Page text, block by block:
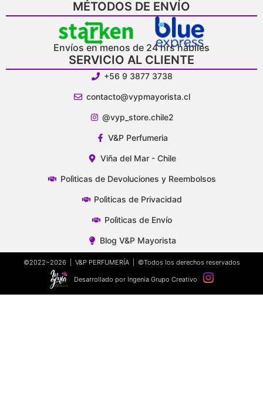
MÉTODOS DE ENVÍO
Envíos en menos de 24 hrs hábiles
SERVICIO AL CLIENTE
+56 9 3877 3738
contacto@vypmayorista.cl
@vyp_store.chile2
V&P Perfumeria
Viña del Mar - Chile
Polìticas de Devoluciones y Reembolsos
Polìticas de Privacidad
Polìticas de Envío
Blog V&P Mayorista
©2022~2026 | V&P PERFUMERÍA | ©Todos los derechos reservados
Desarrollado por Ingenia Grupo Creativo